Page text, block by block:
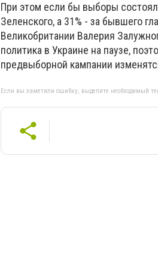
При этом если бы выборы
Зеленского, а 31% - за бывшего
Великобритании Валерия
политика в Украине на паузе,
предвыборной кампании
Если вы заметили ошибку, выделите необходимый